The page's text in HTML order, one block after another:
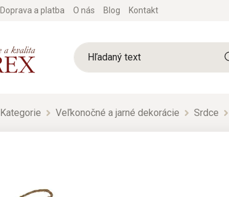
Doprava a platba O nás Blog Kontakt
Kategorie Veľkonočné a jarné dekorácie Srdce